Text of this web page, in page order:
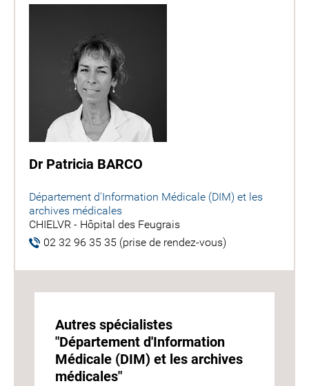
Dr Patricia BARCO
Département d'Information Médicale (DIM) et les
archives médicales
CHIELVR - Hôpital des Feugrais
02 32 96 35 35 (prise de rendez-vous)
Autres spécialistes
"Département d'Information
Médicale (DIM) et les archives
médicales"